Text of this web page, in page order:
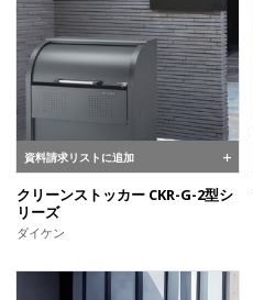
資料請求リストに追加
クリーンストッカー CKR-G-2型シ
リーズ
ダイケン